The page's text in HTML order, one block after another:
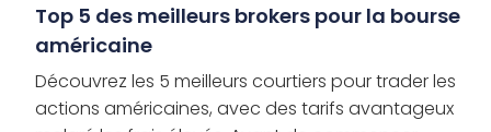
Top 5 des meilleurs brokers pour la bourse
américaine
Découvrez les 5 meilleurs courtiers pour trader les
actions américaines, avec des tarifs avantageux